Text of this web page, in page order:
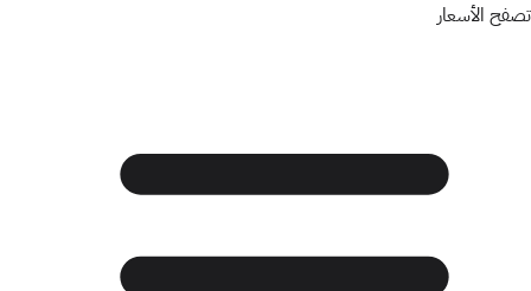
تصفح الأسعار